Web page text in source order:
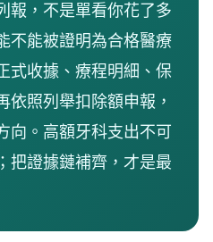
報，不是單看你花了多
不能被證明為合格醫療
式收據、療程明細、保
依照列舉扣除額申報，
向。高額牙科支出不可
把證據鏈補齊，才是最